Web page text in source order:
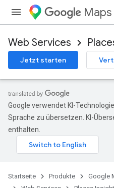
Web Services
Jetzt starten
Google verwendet KI-
Sprache zu übersetzen. KI-
enthalten.
Startseite Produkte Google